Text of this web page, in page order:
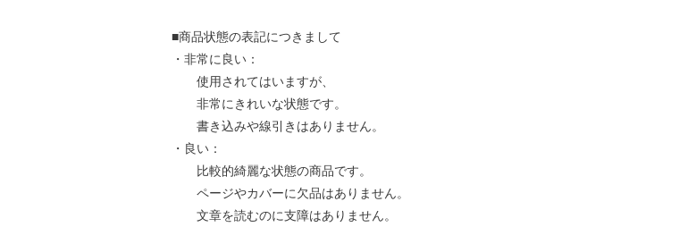
■商品状態の表記につきまして
・非常に良い：
使用されてはいますが、
非常にきれいな状態です。
書き込みや線引きはありません。
・良い：
比較的綺麗な状態の商品です。
ページやカバーに欠品はありません。
文章を読むのに支障はありません。